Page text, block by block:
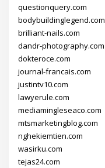
questionquery.com
bodybuildinglegend.com
brilliant-nails.com
dandr-photography.com
dokteroce.com
journal-francais.com
justintv10.com
lawyerule.com
mediamingleseaco.com
mtsmarketingblog.com
nghekiemtien.com
wasirku.com
tejas24.com